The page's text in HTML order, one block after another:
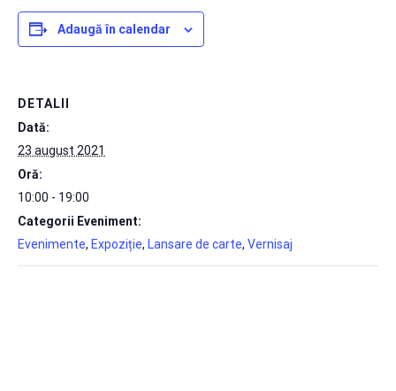
Adaugă în calendar
DETALII
Dată:
23 august 2021
Oră:
10:00 - 19:00
Categorii Eveniment:
Evenimente, Expoziție, Lansare de carte, Vernisaj